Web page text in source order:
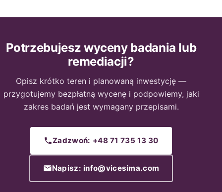
Potrzebujesz wyceny badania lub
remediacji?
Opisz krótko teren i planowaną inwestycję —
przygotujemy bezpłatną wycenę i podpowiemy, jaki
zakres badań jest wymagany przepisami.
Zadzwoń: +48 71 735 13 30
Napisz: info@vicesima.com